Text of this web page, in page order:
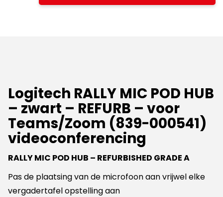
aantal
Logitech RALLY MIC POD HUB
– zwart – REFURB – voor
Teams/Zoom (839-000541)
videoconferencing
RALLY MIC POD HUB – REFURBISHED GRADE A
Pas de plaatsing van de microfoon aan vrijwel elke
vergadertafel opstelling aan